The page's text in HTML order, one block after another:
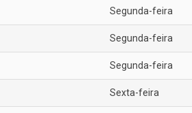
Segunda-feira
Segunda-feira
Segunda-feira
Sexta-feira